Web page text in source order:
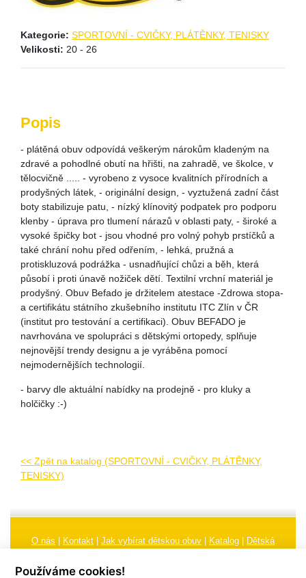
Kategorie: SPORTOVNÍ - CVIČKY, PLÁTĚNKY, TENISKY
Velikosti: 20 - 26
Popis
- plátěná obuv odpovídá veškerým nárokům kladeným na
zdravé a pohodlné obutí na hřišti, na zahradě, ve školce, v
tělocvičně ..... - vyrobeno z vysoce kvalitních přírodních a
prodyšných látek, - originální design, - vyztužená zadní část
boty stabilizuje patu, - nízký klínovitý podpatek pro podporu
klenby - úprava pro tlumení nárazů v oblasti paty, - široké a
vysoké špičky bot - jsou vhodné pro volný pohyb prstíčků a
také chrání nohu před odřením, - lehká, pružná a
protiskluzová podrážka - usnadňující chůzi a běh, která
působí i proti únavě nožiček dětí. Textilní vrchní materiál je
prodyšný. Obuv Befado je držitelem atestace -Zdrowa stopa-
a certifikátu státního zkušebního institutu ITC Zlín v ČR
(institut pro testování a certifikaci). Obuv BEFADO je
navrhována ve spolupráci s dětskými ortopedy, splňuje
nejnovější trendy designu a je vyráběna pomocí
nejmodernějších technologií.
- barvy dle aktuální nabídky na prodejně - pro kluky a
holčičky :-)
<< Zpět na katalog (SPORTOVNÍ - CVIČKY, PLÁTĚNKY,
TENISKY)
O nás Kontakt Jak vybírat dětskou obuv Katalog
Dětská
Používáme cookies!